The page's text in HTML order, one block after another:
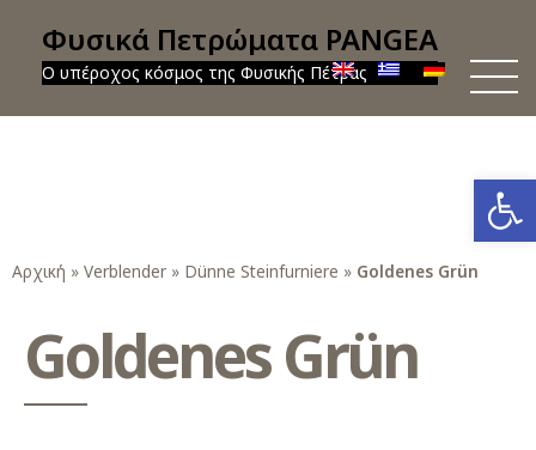
Φυσικά Πετρώματα PANGEA
Ο υπέροχος κόσμος της Φυσικής Πέτρας
Αρχική » Verblender » Dünne Steinfurniere » Goldenes Grün
Goldenes Grün